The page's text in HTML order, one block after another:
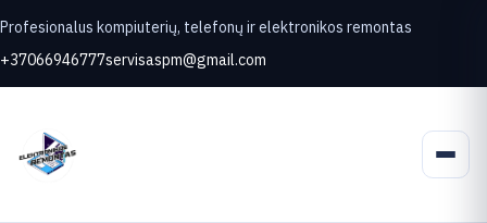
Profesionalus kompiuterių, telefonų ir elektronikos remontas
+37066946777servisaspm@gmail.com